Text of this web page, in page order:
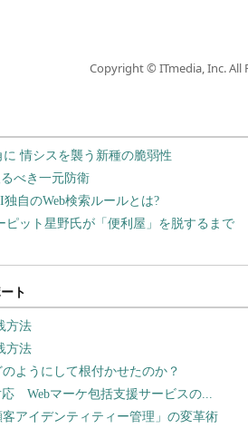
Copyright © ITmedia, Inc. All
ト
方法
方法
ようにして根付かせたのか？
応 Webマーケ包括支援サービスの...
アイデンティティー管理」の変革術